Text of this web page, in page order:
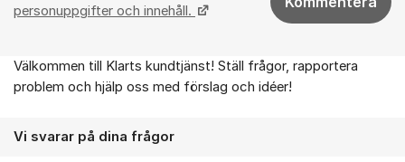
personuppgifter och innehåll.
Om forumet
Välkommen till Klarts kundtjänst! Ställ frågor, rapportera
problem och hjälp oss med förslag och idéer!
Vi svarar på dina frågor